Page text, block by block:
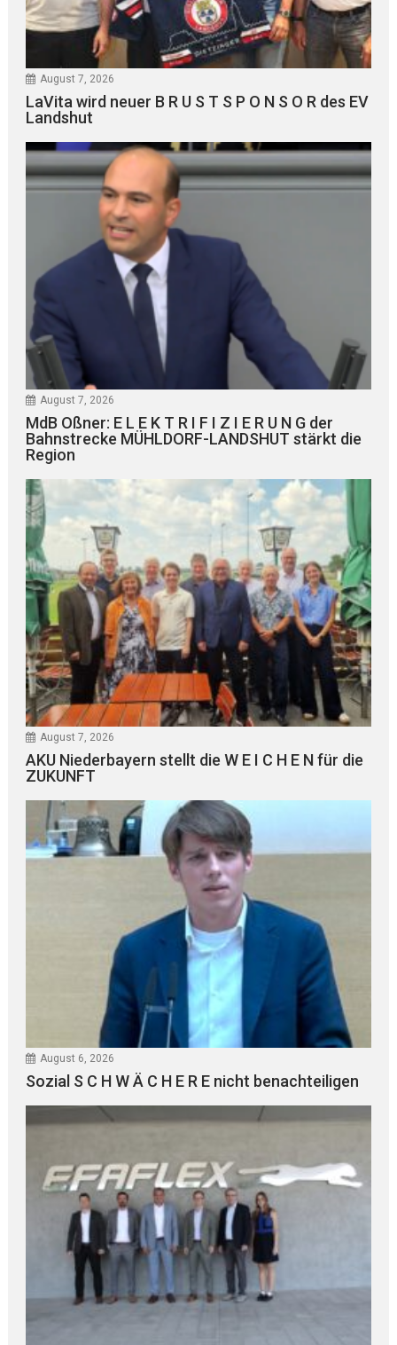
August 7, 2026
LaVita wird neuer B R U S T S P O N S O R des EV
Landshut
August 7, 2026
MdB Oßner: E L E K T R I F I Z I E R U N G der
Bahnstrecke MÜHLDORF-LANDSHUT stärkt die
Region
August 7, 2026
AKU Niederbayern stellt die W E I C H E N für die
ZUKUNFT
August 6, 2026
Sozial S C H W Ä C H E R E nicht benachteiligen